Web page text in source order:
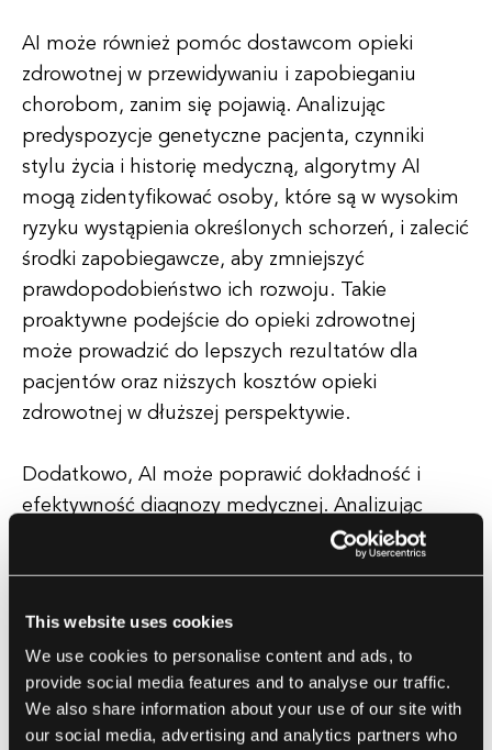
This website uses cookies
We use cookies to personalise content and ads, to
provide social media features and to analyse our traffic.
We also share information about your use of our site with
our social media, advertising and analytics partners who
AI może również pomóc dostawcom opieki
zdrowotnej w przewidywaniu i zapobieganiu
chorobom, zanim się pojawią. Analizując
predyspozycje genetyczne pacjenta, czynniki
stylu życia i historię medyczną, algorytmy AI
mogą zidentyfikować osoby, które są w wysokim
ryzyku wystąpienia określonych schorzeń, i zalecić
środki zapobiegawcze, aby zmniejszyć
prawdopodobieństwo ich rozwoju. Takie
proaktywne podejście do opieki zdrowotnej
może prowadzić do lepszych rezultatów dla
pacjentów oraz niższych kosztów opieki
zdrowotnej w dłuższej perspektywie.
Dodatkowo, AI może poprawić dokładność i
efektywność diagnozy medycznej. Analizując
skany obrazów medycznych, algorytmy AI mogą
do wcześniejszego wykrycia chorób takich jak rak,
co pozwala na szybsze leczenie i lepsze wyniki dla
pacjentów. AI może również pomóc dostawcom
opieki zdrowotnej w identyfikacji najbardziej